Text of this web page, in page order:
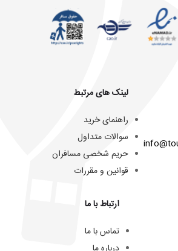
لینک های مرتبط
راهنمای خرید
سوالات متداول
حریم شخصی مسافران
قوانین و مقررات
ارتباط با ما
تماس با ما